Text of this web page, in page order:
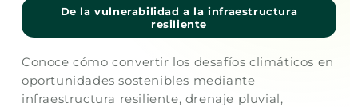
De la vulnerabilidad a la infraestructura
resiliente
Conoce cómo convertir los desafíos climáticos en
oportunidades sostenibles mediante
infraestructura resiliente, drenaje pluvial,